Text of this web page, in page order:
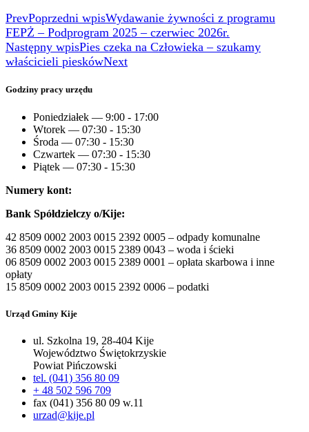
PrevPoprzedni wpisWydawanie żywności z programu
FEPŻ – Podprogram 2025 – czerwiec 2026r.
Następny wpisPies czeka na Człowieka – szukamy
właścicieli pieskówNext
Godziny pracy urzędu
Poniedziałek — 9:00 - 17:00
Wtorek — 07:30 - 15:30
Środa — 07:30 - 15:30
Czwartek — 07:30 - 15:30
Piątek — 07:30 - 15:30
Numery kont:
Bank Spółdzielczy o/Kije:
42 8509 0002 2003 0015 2392 0005 – odpady komunalne
36 8509 0002 2003 0015 2389 0043 – woda i ścieki
06 8509 0002 2003 0015 2389 0001 – opłata skarbowa i inne
opłaty
15 8509 0002 2003 0015 2392 0006 – podatki
Urząd Gminy Kije
ul. Szkolna 19, 28-404 Kije
Województwo Świętokrzyskie
Powiat Pińczowski
tel. (041) 356 80 09
+ 48 502 596 709
fax (041) 356 80 09 w.11
urzad@kije.pl